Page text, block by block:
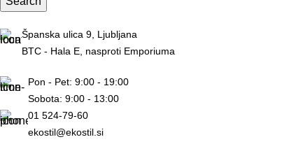
Španska ulica 9, Ljubljana
BTC - Hala E, nasproti Emporiuma
Pon - Pet: 9:00 - 19:00
Sobota: 9:00 - 13:00
01 524-79-60
ekostil@ekostil.si